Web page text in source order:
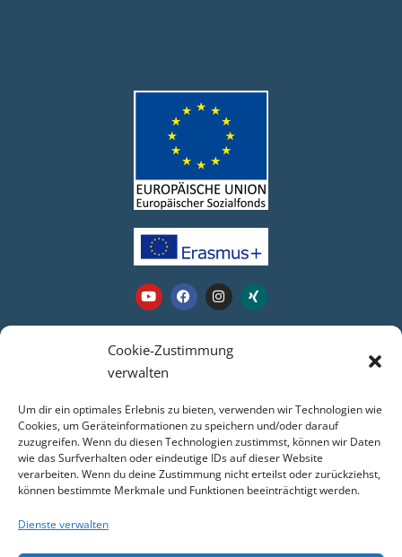
Cookie-Zustimmung
verwalten
Um dir ein optimales Erlebnis zu bieten, verwenden wir Technologien wie
Cookies, um Geräteinformationen zu speichern und/oder darauf
zuzugreifen. Wenn du diesen Technologien zustimmst, können wir Daten
wie das Surfverhalten oder eindeutige IDs auf dieser Website
verarbeiten. Wenn du deine Zustimmung nicht erteilst oder zurückziehst,
können bestimmte Merkmale und Funktionen beeinträchtigt werden.
Dienste verwalten
Kontakt
Impressum
Datenschutz
COOKIE-RICHTLINIE (EU)